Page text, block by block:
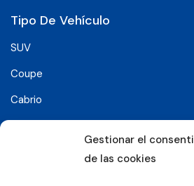
Gestionar el
de las cookies
Tipo De Vehículo
SUV
Coupe
Cabrio